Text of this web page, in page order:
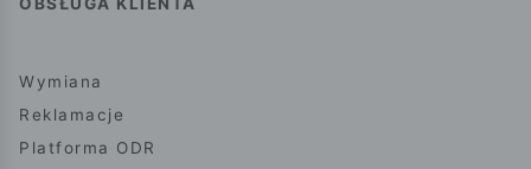
Wymiana
Reklamacje
Platforma ODR